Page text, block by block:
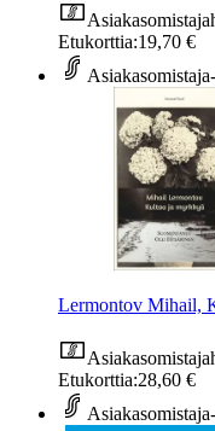
Etukorttia:19,70 €
Lermontov Mihail,
Etukorttia:28,60 €